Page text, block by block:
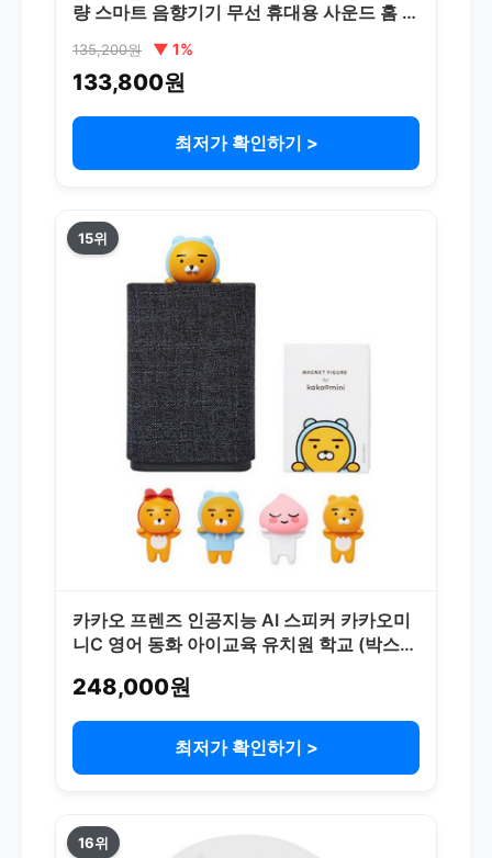
량 스마트 음향기기 무선 휴대용 사운드 홈 오
스마트홈 기기, 코코아 블랙 적외선 버전, 스
테레오 세트
135,200원 ▼ 1%
133,800원
최저가 확인하기 >
15위
카카오 프렌즈 인공지능 AI 스피커 카카오미
니C 영어 동화 아이교육 유치원 학교 (박스개
248,000원
최저가 확인하기 >
16위